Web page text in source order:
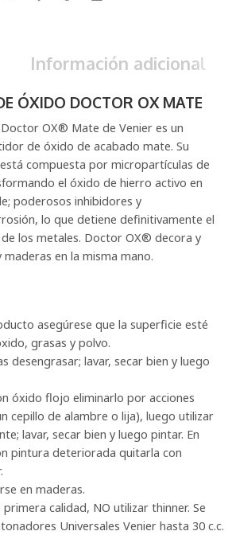
Información adicional
ÓXIDO DOCTOR OX MATE
OX® Mate de Venier es un
de óxido de acabado mate. Su
compuesta por micropartículas de
el óxido de hierro activo en
poderosos inhibidores y
lo que detiene definitivamente el
los metales. Doctor OX® decora y
en la misma mano.
asegúrese que la superficie esté
grasas y polvo.
desengrasar; lavar, secar bien y luego
óxido flojo eliminarlo por acciones
cepillo de alambre o lija), luego utilizar
lavar, secar bien y luego pintar. En
pintura deteriorada quitarla con
en maderas.
calidad, NO utilizar thinner. Se
Universales Venier hasta 30 c.c.